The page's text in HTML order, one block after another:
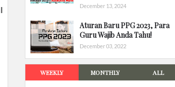
December 13, 2024
Aturan Baru PPG 2023, Para
Guru Wajib Anda Tahu!
December 03, 2022
WEEKLY MONTHLY ALL